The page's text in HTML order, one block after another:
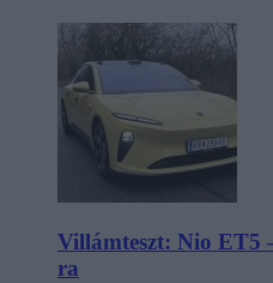
Villámteszt: Nio ET5
ra